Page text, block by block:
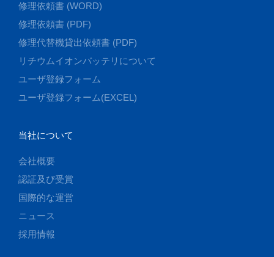
修理依頼書 (WORD)
修理依頼書 (PDF)
修理代替機貸出依頼書 (PDF)
リチウムイオンバッテリについて
ユーザ登録フォーム
ユーザ登録フォーム(EXCEL)
当社について
会社概要
認証及び受賞
国際的な運営
ニュース
採用情報